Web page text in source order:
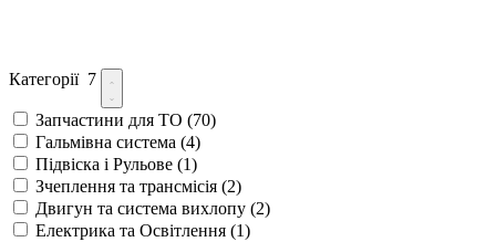
Категорії 7
Запчастини для ТО (70)
Гальмівна система (4)
Підвіска і Рульове (1)
Зчеплення та трансмісія (2)
Двигун та система вихлопу (2)
Електрика та Освітлення (1)